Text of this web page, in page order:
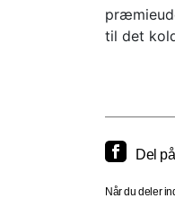
til det
Del
Når du deler